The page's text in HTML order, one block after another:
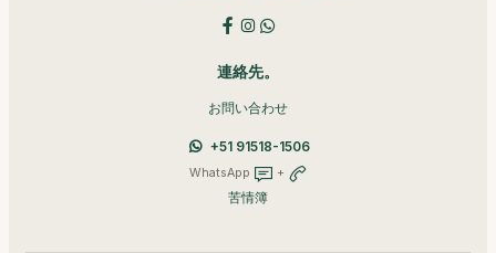
連絡先。
お問い合わせ
+51 91518-1506
WhatsApp +
苦情簿